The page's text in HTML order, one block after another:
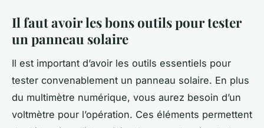
Il faut avoir les bons outils pour tester
un panneau solaire
Il est important d’avoir les outils essentiels pour
tester convenablement un panneau solaire. En plus
du multimètre numérique, vous aurez besoin d’un
voltmètre pour l’opération. Ces éléments permettent